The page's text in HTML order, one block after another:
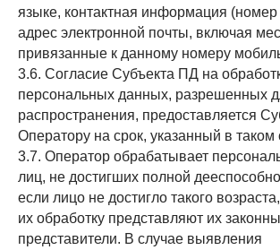
языке, контактная информация
адрес электронной почты, включая
привязанные к данному номеру
3.6. Согласие Субъекта ПД на
персональных данных, разрешенных
распространения, предоставляется
Оператору на срок, указанный в таком
3.7. Оператор обрабатывает
лиц, не достигших полной
если лицо не достигло такого
их обработку представляют их
представители. В случае выявления